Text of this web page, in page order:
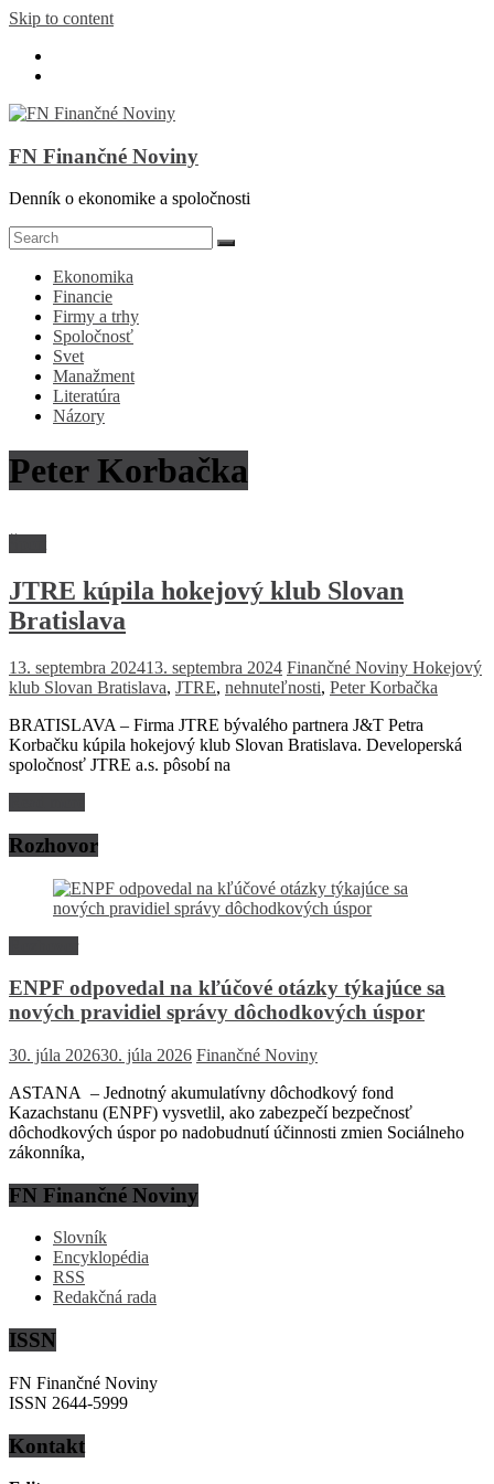
Skip to content
FN Finančné Noviny
Denník o ekonomike a spoločnosti
Ekonomika
Financie
Firmy a trhy
Spoločnosť
Svet
Manažment
Literatúra
Názory
Peter Korbačka
JTRE kúpila hokejový klub Slovan
Bratislava
13. septembra 202413. septembra 2024 Finančné Noviny Hokejový
klub Slovan Bratislava, JTRE, nehnuteľnosti, Peter Korbačka
BRATISLAVA – Firma JTRE bývalého partnera J&T Petra
Korbačku kúpila hokejový klub Slovan Bratislava. Developerská
spoločnosť JTRE a.s. pôsobí na
Rozhovor
ENPF odpovedal na kľúčové otázky týkajúce sa
nových pravidiel správy dôchodkových úspor
30. júla 202630. júla 2026 Finančné Noviny
ASTANA – Jednotný akumulatívny dôchodkový fond
Kazachstanu (ENPF) vysvetlil, ako zabezpečí bezpečnosť
dôchodkových úspor po nadobudnutí účinnosti zmien Sociálneho
zákonníka,
FN Finančné Noviny
Slovník
Encyklopédia
RSS
Redakčná rada
ISSN
FN Finančné Noviny
ISSN 2644-5999
Kontakt